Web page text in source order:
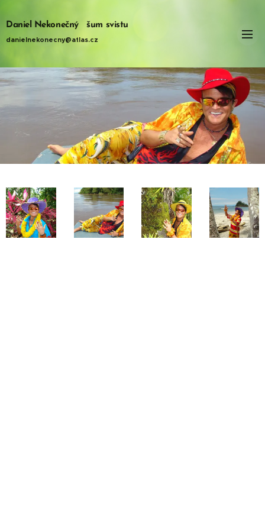
Daniel Nekonečný šum svistu
danielnekonecny@atlas.cz